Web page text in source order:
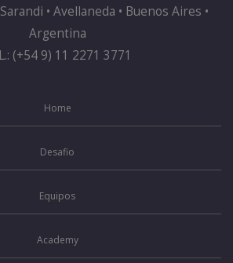
• Avellaneda • Buenos Aires •
Argentina
(+54 9) 11 2271 3771
Home
Desafio
Equipos
Academy